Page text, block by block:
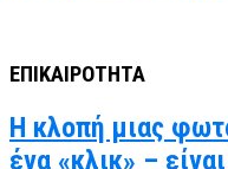
ΕΠΙΚΑΙΡΟΤΗΤΑ
Η κλοπή μιας
ένα «κλικ» –